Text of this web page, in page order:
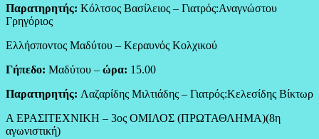
Παρατηρητής: Κόλτσος Βασίλειος – Γιατρός:Αναγνώστου
Γρηγόριος
Ελλήσποντος Μαδύτου – Κεραυνός Κολχικού
Γήπεδο: Μαδύτου – ώρα: 15.00
Παρατηρητής: Λαζαρίδης Μιλτιάδης – Γιατρός:Κελεσίδης Βίκτωρ
Α ΕΡΑΣΙΤΕΧΝΙΚΗ – 3ος ΟΜΙΛΟΣ (ΠΡΩΤΑΘΛΗΜΑ)(8η
αγωνιστική)